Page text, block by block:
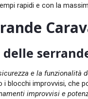
rapidi e con la
e la funzionalità
i blocchi improvvisi, che
improvvisi e